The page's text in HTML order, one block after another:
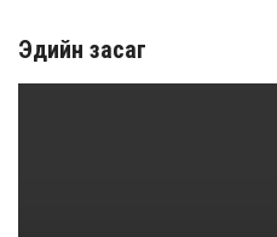
Эдийн засаг